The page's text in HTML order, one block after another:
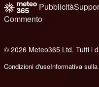
Pubblicità
Commento
© 2026 Meteo365 Ltd. Tutti i
Condizioni d'usoInformativa